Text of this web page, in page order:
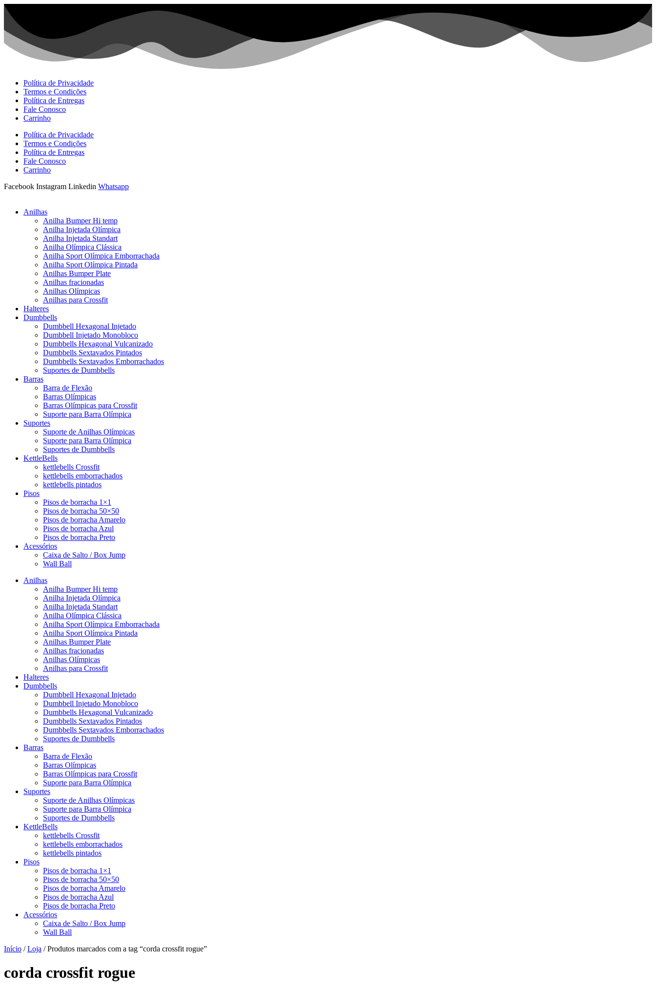
Ir
para
conteúdo
Política de Privacidade
Termos e Condições
Política de Entregas
Fale Conosco
Carrinho
Política de Privacidade
Termos e Condições
Política de Entregas
Fale Conosco
Carrinho
Facebook Instagram Linkedin Whatsapp
Anilhas
Anilha Bumper Hi temp
Anilha Injetada Olímpica
Anilha Injetada Standart
Anilha Olímpica Clássica
Anilha Sport Olímpica Emborrachada
Anilha Sport Olímpica Pintada
Anilhas Bumper Plate
Anilhas fracionadas
Anilhas Olímpicas
Anilhas para Crossfit
Halteres
Dumbbells
Dumbbell Hexagonal Injetado
Dumbbell Injetado Monobloco
Dumbbells Hexagonal Vulcanizado
Dumbbells Sextavados Pintados
Dumbbells Sextavados Emborrachados
Suportes de Dumbbells
Barras
Barra de Flexão
Barras Olímpicas
Barras Olímpicas para Crossfit
Suporte para Barra Olímpica
Suportes
Suporte de Anilhas Olímpicas
Suporte para Barra Olímpica
Suportes de Dumbbells
KettleBells
kettlebells Crossfit
kettlebells emborrachados
kettlebells pintados
Pisos
Pisos de borracha 1×1
Pisos de borracha 50×50
Pisos de borracha Amarelo
Pisos de borracha Azul
Pisos de borracha Preto
Acessórios
Caixa de Salto / Box Jump
Wall Ball
Anilhas
Anilha Bumper Hi temp
Anilha Injetada Olímpica
Anilha Injetada Standart
Anilha Olímpica Clássica
Anilha Sport Olímpica Emborrachada
Anilha Sport Olímpica Pintada
Anilhas Bumper Plate
Anilhas fracionadas
Anilhas Olímpicas
Anilhas para Crossfit
Halteres
Dumbbells
Dumbbell Hexagonal Injetado
Dumbbell Injetado Monobloco
Dumbbells Hexagonal Vulcanizado
Dumbbells Sextavados Pintados
Dumbbells Sextavados Emborrachados
Suportes de Dumbbells
Barras
Barra de Flexão
Barras Olímpicas
Barras Olímpicas para Crossfit
Suporte para Barra Olímpica
Suportes
Suporte de Anilhas Olímpicas
Suporte para Barra Olímpica
Suportes de Dumbbells
KettleBells
kettlebells Crossfit
kettlebells emborrachados
kettlebells pintados
Pisos
Pisos de borracha 1×1
Pisos de borracha 50×50
Pisos de borracha Amarelo
Pisos de borracha Azul
Pisos de borracha Preto
Acessórios
Caixa de Salto / Box Jump
Wall Ball
Início /Loja / Produtos marcados com a tag “corda crossfit rogue”
corda crossfit rogue